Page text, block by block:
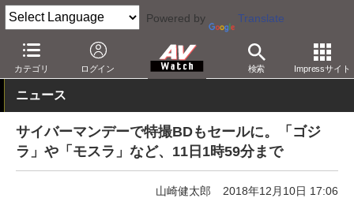
Powered by Translate
カテゴリ ログイン 検索 Impressサイト
AV Watch 動向 ショップ セール
ニュース
サイバーマンデーで特撮BDもセールに。「ゴジ
ラ」や「モスラ」など、11日1時59分まで
山崎健太郎 2018年12月10日 17:06